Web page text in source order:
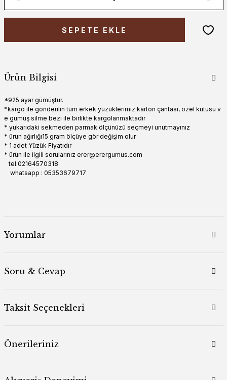
SEPETE EKLE
Ürün Bilgisi
*925 ayar gümüştür.
*kargo ile gönderilin tüm erkek yüzüklerimiz karton çantası, özel kutusu v
e gümüş silme bezi ile birlikte kargolanmaktadır
* yukarıdaki sekmeden parmak ölçünüzü seçmeyi unutmayınız
* ürün ağırlığı15 gram ölçüye gör değişim olur
* 1 adet Yüzük Fiyatıdır
* ürün ile ilgili sorularınız erer@erergumus.com
tel:02164570318
whatsapp : 05353679717
Yorumlar
Soru & Cevap
Taksit Seçenekleri
Önerileriniz